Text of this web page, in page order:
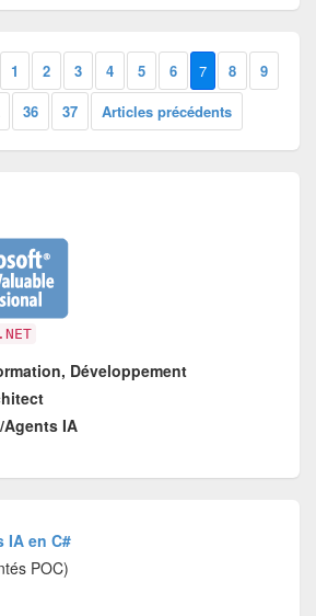
1 2 3 4 5 6 7 8
9
36 37 Articles précédents
Développement
Agents IA
IA en C#
POC)